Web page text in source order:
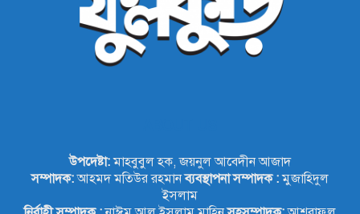
উপদেষ্টা:মাহবুবুল হক, জয়নুল আবেদীন আজাদ
সম্পাদক:আহমদ মতিউর রহমানব্যবস্থাপনা সম্পাদক :মুজাহিদুল
ইসলাম